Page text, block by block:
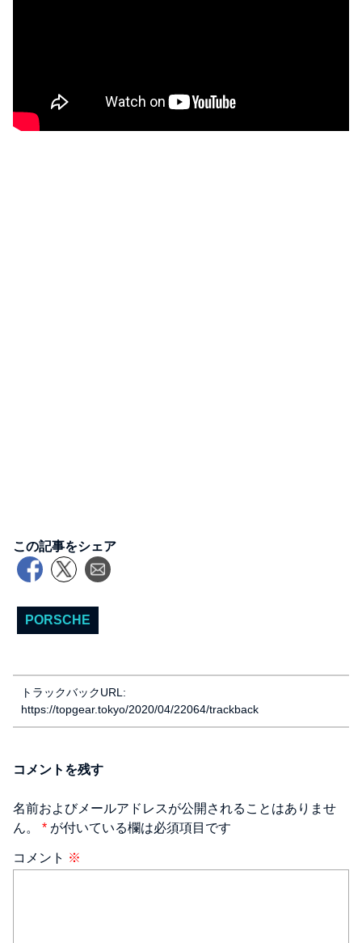
この記事をシェア
PORSCHE
トラックバックURL:
https://topgear.tokyo/2020/04/22064/trackback
コメントを残す
名前およびメールアドレスが公開されることはありませ
ん。 * が付いている欄は必須項目です
コメント ※